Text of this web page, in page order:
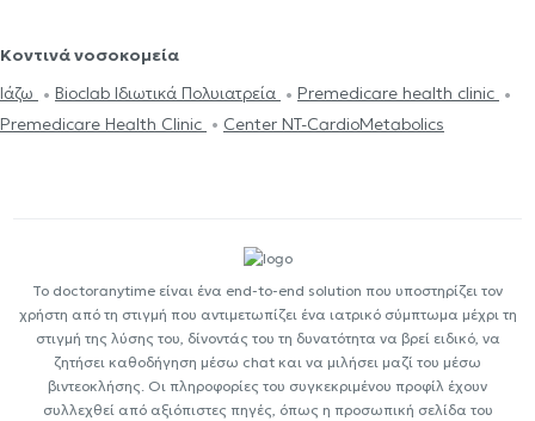
Κοντινά νοσοκομεία
Ιάζω
Bioclab Ιδιωτικά Πολυιατρεία
Premedicare health clinic
Premedicare Health Clinic
Center NT-CardioMetabolics
Το doctoranytime είναι ένα end-to-end solution που υποστηρίζει τον
χρήστη από τη στιγμή που αντιμετωπίζει ένα ιατρικό σύμπτωμα μέχρι τη
στιγμή της λύσης του, δίνοντάς του τη δυνατότητα να βρεί ειδικό, να
ζητήσει καθοδήγηση μέσω chat και να μιλήσει μαζί του μέσω
βιντεοκλήσης. Οι πληροφορίες του συγκεκριμένου προφίλ έχουν
συλλεχθεί από αξιόπιστες πηγές, όπως η προσωπική σελίδα του